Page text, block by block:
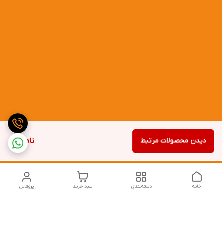
ناموجود دیدن محصولات مرتبط
پروفایل سبد خرید دسته‌بندی خانه